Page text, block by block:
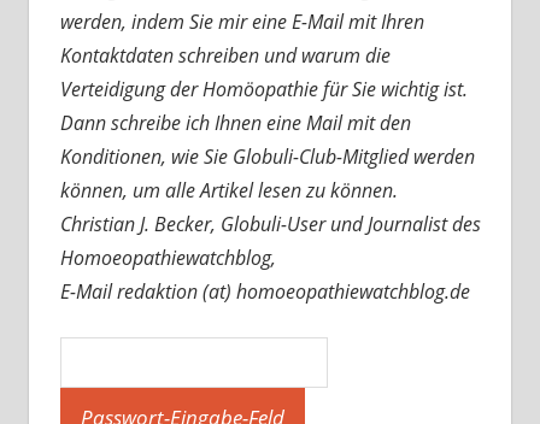
werden, indem Sie mir eine E-Mail mit Ihren
Kontaktdaten schreiben und warum die
Verteidigung der Homöopathie für Sie wichtig ist.
Dann schreibe ich Ihnen eine Mail mit den
Konditionen, wie Sie Globuli-Club-Mitglied werden
können, um alle Artikel lesen zu können.
Christian J. Becker, Globuli-User und Journalist des
Homoeopathiewatchblog,
E-Mail redaktion (at) homoeopathiewatchblog.de